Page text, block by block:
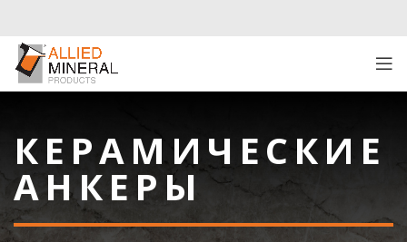
КЕРАМИЧЕСКИЕ
АНКЕРЫ